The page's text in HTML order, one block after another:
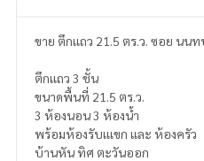
ขาย ตึกเเถว 21.5 ตร.ว. ซอย นน
ตึกเเถว 3 ชั้น
ขนาดพื้นที่ 21.5 ตร.ว.
3 ห้องนอน 3 ห้องน้ำ
พร้อมห้องรับเเเขก และ ห้องครัว
บ้านหัน ทิศ ตะวันออก